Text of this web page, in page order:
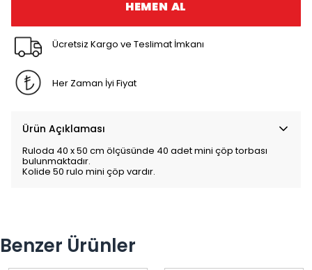
HEMEN AL
Ücretsiz Kargo ve Teslimat İmkanı
Her Zaman İyi Fiyat
Ürün Açıklaması
Ruloda 40 x 50 cm ölçüsünde 40 adet mini çöp torbası
bulunmaktadır.
Kolide 50 rulo mini çöp vardır.
Benzer Ürünler